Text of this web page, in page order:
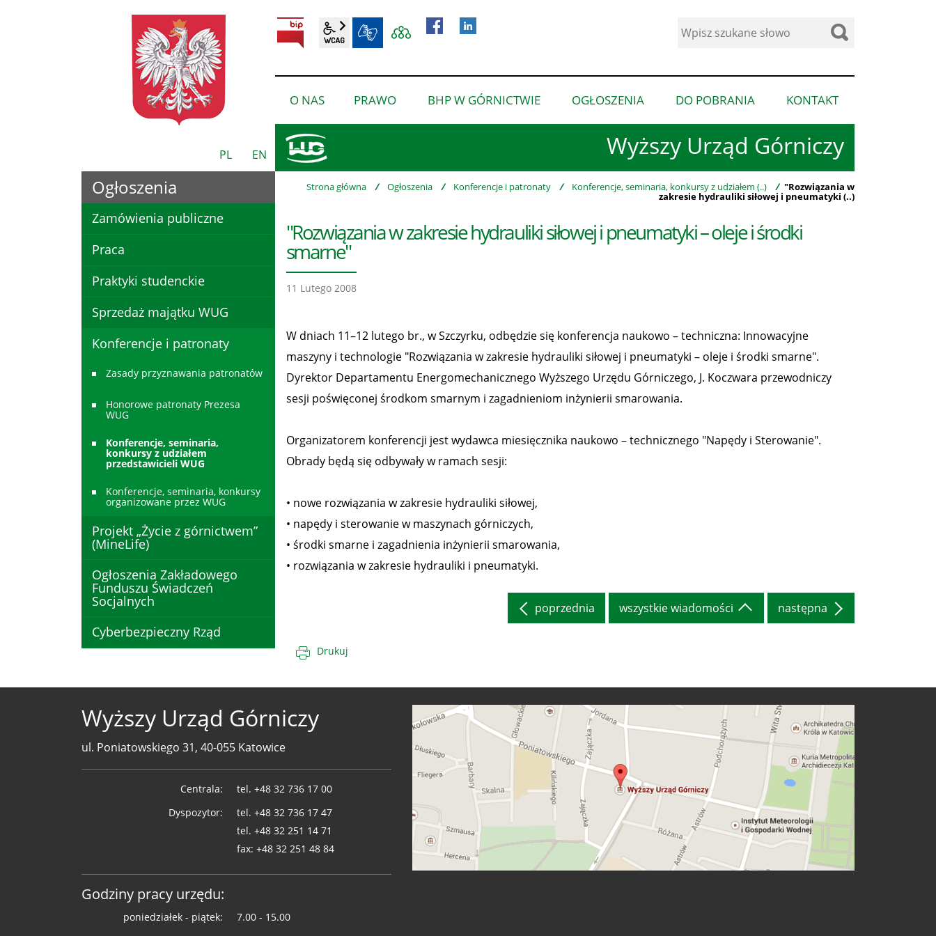
PL EN Wyższy Urząd Górniczy
BIP wcag2.1
Wyszukaj
O NAS
pokaż
podmenu
nas”
PRAWO
pokaż
podmenu
BHP W GÓRNICTWIE
pokaż
podmenu
w
OGŁOSZENIA
pokaż
podmenu
dla
“Ogłoszenia”
DO POBRANIA
pokaż
podmenu
dla
pobrania”
KONTAKT
podmenu
Strona główna / Ogłoszenia / Konferencje i patronaty / Konferencje, seminaria, konkursy z udziałem (..) / "Rozwiązania w
zakresie hydrauliki siłowej i pneumatyki (..)
"Rozwiązania w zakresie hydrauliki siłowej i pneumatyki – oleje i środki
smarne"
11 Lutego 2008
W dniach 11–12 lutego br., w Szczyrku, odbędzie się konferencja naukowo – techniczna: Innowacyjne
maszyny i technologie "Rozwiązania w zakresie hydrauliki siłowej i pneumatyki – oleje i środki smarne".
Dyrektor Departamentu Energomechanicznego Wyższego Urzędu Górniczego, J. Koczwara przewodniczy
sesji poświęconej środkom smarnym i zagadnieniom inżynierii smarowania.
Organizatorem konferencji jest wydawca miesięcznika naukowo – technicznego "Napędy i Sterowanie".
Obrady będą się odbywały w ramach sesji:
• nowe rozwiązania w zakresie hydrauliki siłowej,
• napędy i sterowanie w maszynach górniczych,
• środki smarne i zagadnienia inżynierii smarowania,
• rozwiązania w zakresie hydrauliki i pneumatyki.
poprzednia wszystkie wiadomości następna
Drukuj
Ogłoszenia
Zamówienia publiczne
Praca
Praktyki studenckie
Sprzedaż majątku WUG
Konferencje i patronaty
Zasady przyznawania patronatów
Honorowe patronaty Prezesa
WUG
Konferencje, seminaria,
konkursy z udziałem
przedstawicieli WUG
Konferencje, seminaria, konkursy
organizowane przez WUG
Projekt „Życie z górnictwem”
(MineLife)
Ogłoszenia Zakładowego
Funduszu Świadczeń
Socjalnych
Cyberbezpieczny Rząd
Wyższy Urząd Górniczy
ul. Poniatowskiego 31, 40-055 Katowice
Centrala: tel. +48 32 736 17 00
Dyspozytor:
tel. +48 32 736 17 47
tel. +48 32 251 14 71
fax: +48 32 251 48 84
Godziny pracy urzędu:
poniedziałek - piątek:
7.00 - 15.00